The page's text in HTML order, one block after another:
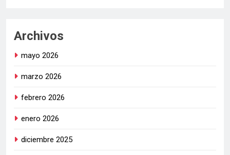
Archivos
mayo 2026
marzo 2026
febrero 2026
enero 2026
diciembre 2025